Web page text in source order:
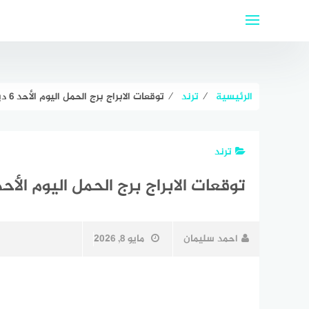
الرئيسية ⁄ ترند ⁄ توقعات الابراج برج الحمل اليوم الأحد 6 ديسمبر 2020 ليلى عبد اللطيف
ترند
توقعات الابراج برج الحمل اليوم الأحد 6 ديسمبر 2020 ليلى عبد
احمد سليمان مايو 8, 2026